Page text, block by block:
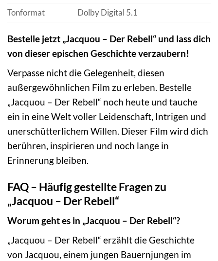
Tonformat Dolby Digital 5.1
Bestelle jetzt „Jacquou – Der Rebell“ und lass dich
von dieser epischen Geschichte verzaubern!
Verpasse nicht die Gelegenheit, diesen
außergewöhnlichen Film zu erleben. Bestelle
„Jacquou – Der Rebell“ noch heute und tauche
ein in eine Welt voller Leidenschaft, Intrigen und
unerschütterlichem Willen. Dieser Film wird dich
berühren, inspirieren und noch lange in
Erinnerung bleiben.
FAQ – Häufig gestellte Fragen zu
„Jacquou – Der Rebell“
Worum geht es in „Jacquou – Der Rebell“?
„Jacquou – Der Rebell“ erzählt die Geschichte
von Jacquou, einem jungen Bauernjungen im